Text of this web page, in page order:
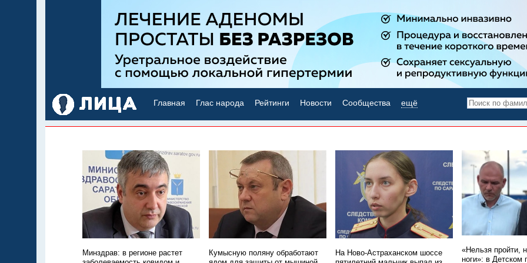
Главная Глас народа Рейтинги Новости Сообщества ещё
Минздрав: в регионе растет
Кумысную поляну обработают
На Ново-Астраханском шоссе
«Нельзя пройти,
ноги»: в Детском